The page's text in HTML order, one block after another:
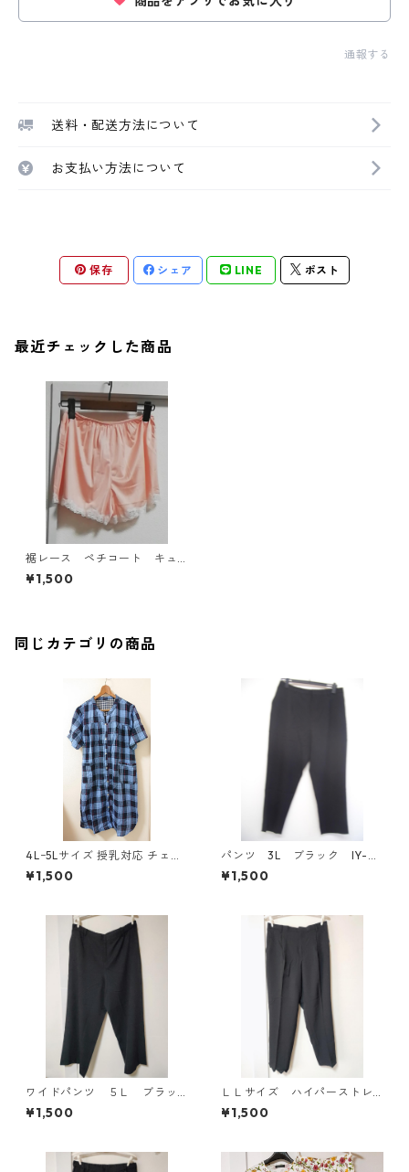
通報する
送料・配送方法について
お支払い方法について
保存 シェア LINE ポスト
最近チェックした商品
裾レース ペチコート キュ
ロット L ピンク MAA-25
60
¥1,500
同じカテゴリの商品
4Lｰ5Lサイズ 授乳対応 チェッ
ク柄 半袖ルームウェア マタニ
ティ ブルー系/グレー ◆KIY-1
¥1,500
パンツ 3L ブラック IY-45
25
¥1,500
ワイドパンツ ５Ｌ ブラッ
ク KAE-4725
¥1,500
ＬＬサイズ ハイパーストレ
ッチ センタープレスパン
ツ ブラック KAE-4704
¥1,500